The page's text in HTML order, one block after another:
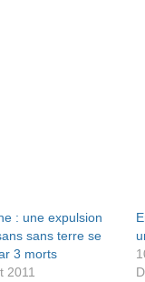
: une expulsion
sans terre se
3 morts
2011